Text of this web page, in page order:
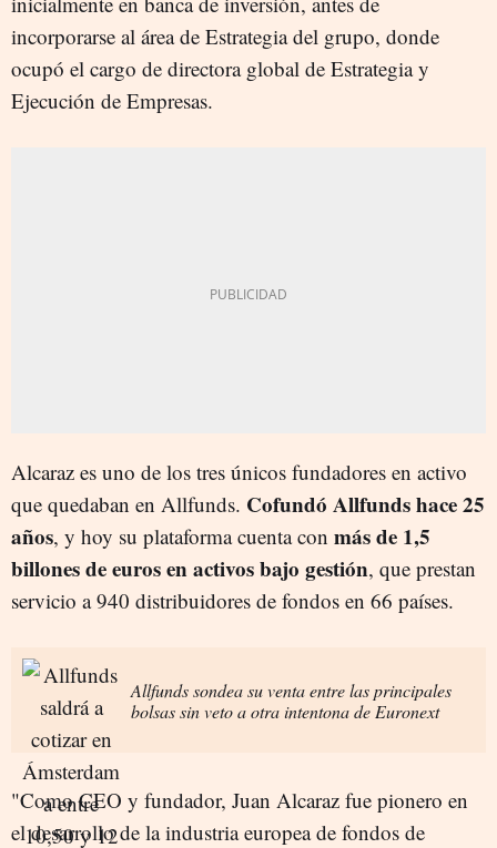
incorporarse al área de Estrategia del grupo, donde
ocupó el cargo de directora global de Estrategia y
Ejecución de Empresas.
Alcaraz es uno de los tres únicos fundadores en activo
que quedaban en Allfunds. Cofundó Allfunds hace 25
años, y hoy su plataforma cuenta con más de 1,5
billones de euros en activos bajo gestión, que prestan
servicio a 940 distribuidores de fondos en 66 países.
Allfunds sondea su venta entre las principales
bolsas sin veto a otra intentona de Euronext
"Como CEO y fundador, Juan Alcaraz fue pionero en
el desarrollo de la industria europea de fondos de